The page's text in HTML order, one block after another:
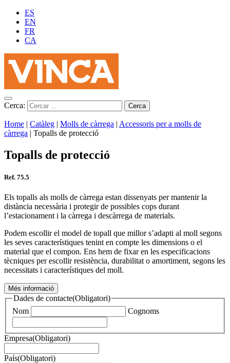
ES
EN
FR
CA
Cerca:
Home | Catàleg | Molls de càrrega | Accessoris per a molls de
càrrega | Topalls de protecció
Topalls de protecció
Ref. 75.5
Els topalls als molls de càrrega estan dissenyats per mantenir la
distància necessària i protegir de possibles cops durant
l’estacionament i la càrrega i descàrrega de materials.
Podem escollir el model de topall que millor s’adapti al moll segons
les seves característiques tenint en compte les dimensions o el
material que el compon. Ens hem de fixar en les especificacions
tècniques per escollir resistència, durabilitat o amortiment, segons les
necessitats i característiques del moll.
Més informació
Dades de contacte(Obligatori)
Nom
Cognoms
Empresa(Obligatori)
País(Obligatori)